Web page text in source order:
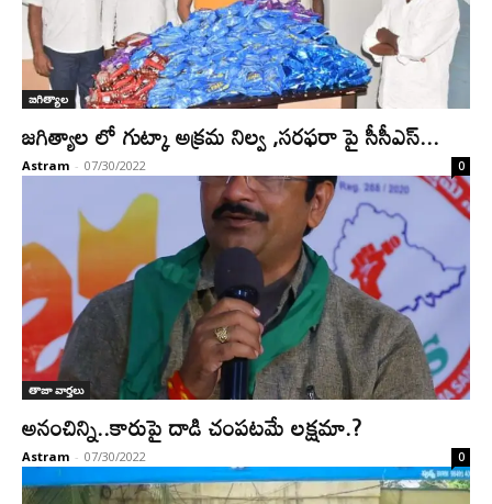
జగిత్యాల
జగిత్యాల లో గుట్కా అక్రమ నిల్వ ,సరఫరా పై సీసీఎస్...
Astram - 07/30/2022 0
తాజా వార్తలు
అనంచిన్ని..కారుపై దాడి చంపటమే లక్షమా.?
Astram - 07/30/2022 0